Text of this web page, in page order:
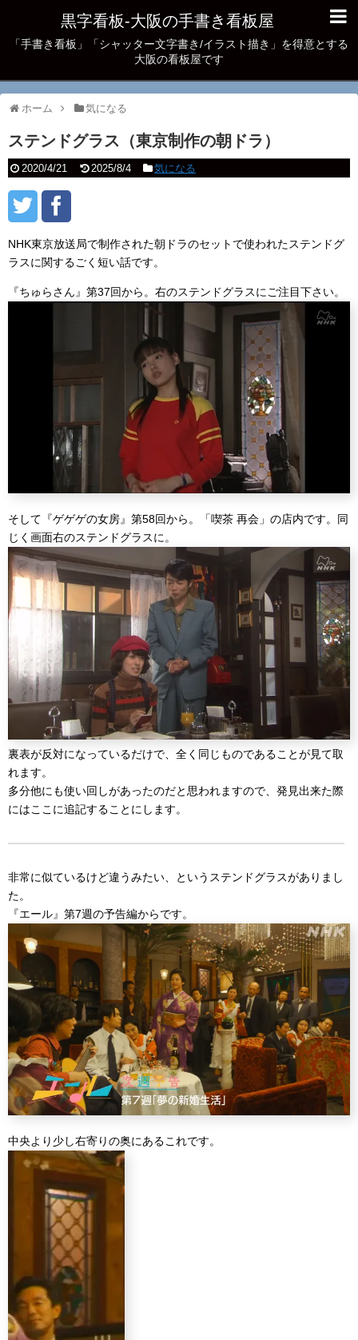
黒字看板‐大阪の手書き看板屋
「手書き看板」「シャッター文字書き/イラスト描き」を得意とする
大阪の看板屋です
ホーム 気になる
ステンドグラス（東京制作の朝ドラ）
2020/4/21 2025/8/4 気になる
NHK東京放送局で制作された朝ドラのセットで使われたステンドグ
ラスに関するごく短い話です。
『ちゅらさん』第37回から。右のステンドグラスにご注目下さい。
そして『ゲゲゲの女房』第58回から。「喫茶 再会」の店内です。同
じく画面右のステンドグラスに。
裏表が反対になっているだけで、全く同じものであることが見て取
れます。
多分他にも使い回しがあったのだと思われますので、発見出来た際
にはここに追記することにします。
非常に似ているけど違うみたい、というステンドグラスがありまし
た。
『エール』第7週の予告編からです。
中央より少し右寄りの奥にあるこれです。